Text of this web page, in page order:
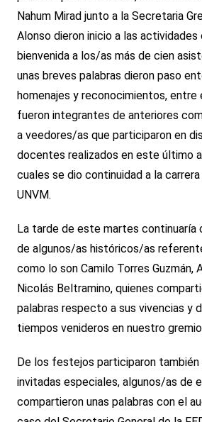
Nahum Mirad junto a la Secretaria
Alonso dieron inicio a las actividades
bienvenida a los/as más de cien
unas breves palabras dieron paso
homenajes y reconocimientos, entre
fueron integrantes de anteriores
a veedores/as que participaron en
docentes realizados en este último
cuales se dio continuidad a la
UNVM.
La tarde de este martes continuaría
de algunos/as históricos/as
como lo son Camilo Torres Guzmán,
Nicolás Beltramino, quienes
palabras respecto a sus vivencias y
tiempos venideros en nuestro
De los festejos participaron
invitadas especiales, algunos/as de
compartieron unas palabras con el